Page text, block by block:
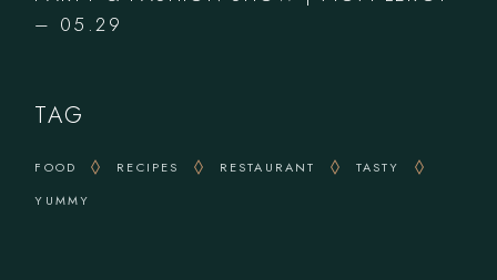
– 05.29
TAG
FOOD RECIPES RESTAURANT
TASTY
YUMMY